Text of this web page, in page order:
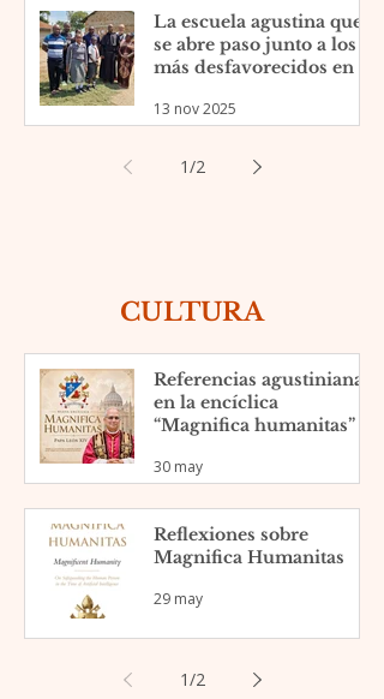
La escuela agustina que
se abre paso junto a los
más desfavorecidos en el
Kenia
13 nov 2025
1/2
CULTURA
Referencias agustinianas
en la encíclica
“Magnifica humanitas”
30 may
Reflexiones sobre
Magnifica Humanitas
29 may
1/2